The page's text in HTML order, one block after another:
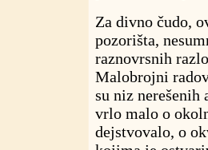
Za divno čudo,
pozorišta,
raznovrsnih
Malobrojni
su niz
vrlo malo o
dejstvovalo, o